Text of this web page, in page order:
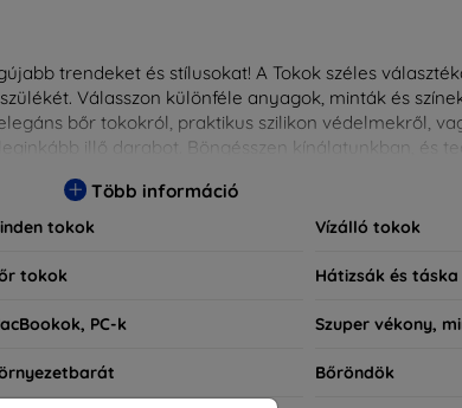
trendeket és stílusokat! A Tokok széles
Válasszon különféle anyagok, minták és
bőr tokokról, praktikus szilikon védelmekről,
illő darabot. Böngésszen kínálatunkban, és
Több információ
tokok Vízálló tokok
tokok Hátizsák és táska
PC-k Szuper vékony,
Bőröndök